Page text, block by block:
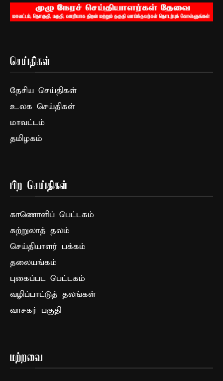
செய்திகள்
தேசிய செய்திகள்
உலக செய்திகள்
மாவட்டம்
தமிழகம்
பிற செய்திகள்
காணொளிப் பெட்டகம்
சுற்றுலாத் தலம்
செய்தியாளர் பக்கம்
தலையங்கம்
புகைப்பட பெட்டகம்
வழிப்பாட்டுத் தலங்கள்
வாசகர் பகுதி
மற்றவை